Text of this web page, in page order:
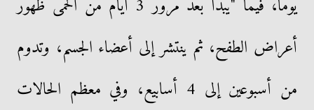
يوما، فيما "يبدأ بعد مرور 3 أيام من الحمى ظهور
أعراض الطفح، ثم ينتشر إلى أعضاء الجسم، وتدوم
من أسبوعين إلى 4 أسابيع، وفي معظم الحالات